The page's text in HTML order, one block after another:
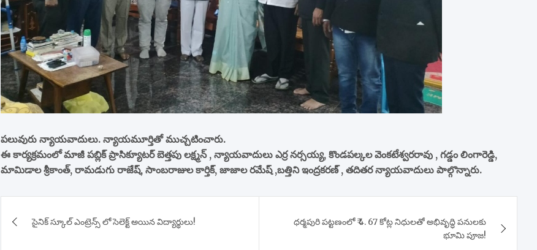
పలువురు న్యాయవాదులు. న్యాయమూర్తితో ముచ్చటించారు.
ఈ కార్యక్రమంలో మాజీ పబ్లిక్ ప్రాసిక్యూటర్ బెత్తపు లక్ష్మన్ , న్యాయవాదులు ఎర్ర నర్సయ్య, కొండపల్కల వెంకటేశ్వరరావు , గడ్డం లింగారెడ్డి,
మామిడాల శ్రీకాంత్, రామడుగు రాజేష్, సాంబరాజుల కార్తిక్, జాజాల రమేష్ ,బత్తిని ఇంద్రకరణ్ , తదితర న్యాయవాదులు పాల్గొన్నారు.
navigation
సైనిక్ స్కూల్ ఎంట్రెన్స్ లో సెలెక్ట్ అయిన విద్యార్థులు!
ధర్మపురి పట్టణంలో ₹ 4. 67 కోట్ల నిధులతో అభివృద్ధి పనులకు
భూమి పూజ!